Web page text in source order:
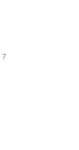
7